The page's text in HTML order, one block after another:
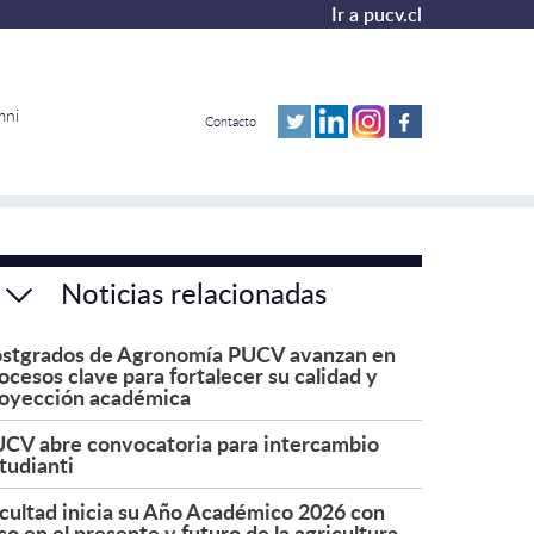
Ir a pucv.cl
Contacto
Noticias relacionadas
de Agronomía PUCV avanzan en
clave para fortalecer su calidad y
académica
abre convocatoria para intercambio
inicia su Año Académico 2026 con